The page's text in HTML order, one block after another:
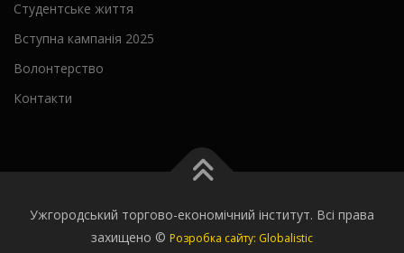
Студентське життя
Вступна кампанія 2025
Волонтерство
Контакти
Ужгородський торгово-економічний інститут. Всі права
захищено © Розробка сайту: Globalistic